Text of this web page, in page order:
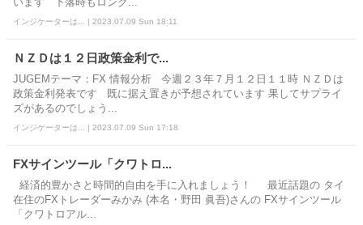
インジケーターは... | 2023.07.09 Sun 18:11
ＮＺＤは１２日政策金利で...
JUGEMテーマ：FX 情報分析 今週２３年７月１２日１１時 ＮＺＤは
政策金利発表です 既に据え置きが予想されています 果してサプライ
ズがあるのでしょう...
インジケーターは... | 2023.07.09 Sun 17:18
FXサインツール「クワトロ...
経済的豊かさと時間的自由を手に入れましょう！ 最近話題の タイ
在住のFXトレーダーみかみ (本名・野田 眞吾)さんの FXサインツール
「クワトロアル...